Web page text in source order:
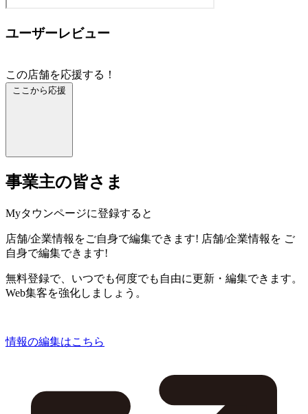
ユーザーレビュー
この店舗を応援する！
ここから応援
事業主の皆さま
Myタウンページに登録すると
店舗/企業情報をご自身で編集できます! 店舗/企業情報を ご
自身で編集できます!
無料登録で、いつでも何度でも自由に更新・編集できます。
Web集客を強化しましょう。
情報の編集はこちら